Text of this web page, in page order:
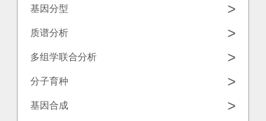
基因分型 >
质谱分析 >
多组学联合分析 >
分子育种 >
基因合成 >